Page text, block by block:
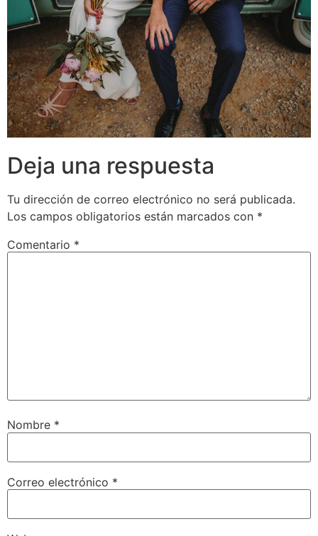
Deja una respuesta
Tu dirección de correo electrónico no será publicada.
Los campos obligatorios están marcados con *
Comentario *
Nombre *
Correo electrónico *